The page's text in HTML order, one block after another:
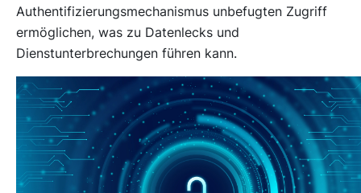
Authentifizierungsmechanismus unbefugten Zugriff
ermöglichen, was zu Datenlecks und
Dienstunterbrechungen führen kann.